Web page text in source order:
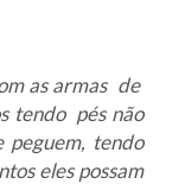
as armas de
tendo pés não
peguem, tendo
eles possam